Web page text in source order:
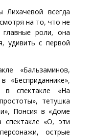
Лихачевой всегда
на то, что не
главные роли, она
удивить с первой
«Бальзаминов,
«Бесприданнике»,
в спектакле «На
тетушка
Понсия в «Доме
«О, эти
острые